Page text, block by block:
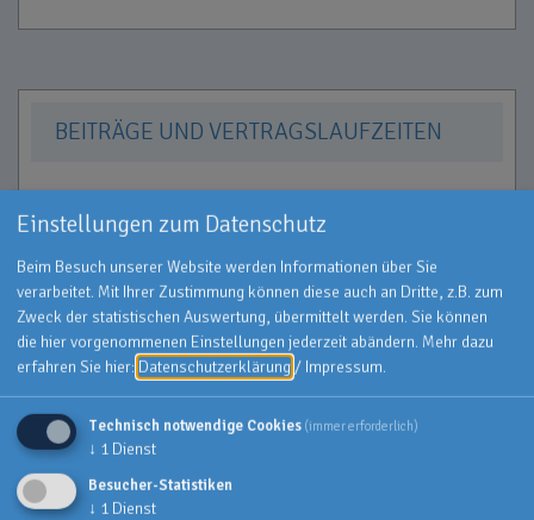
BEITRÄGE UND VERTRAGSLAUFZEITEN
Stabile Beitragsentwicklung
(Altersrückstellung)
Ja, der Tarif bildet Altersrückstellungen.
Beitragsfreistellung möglich
Keine Leistungen.
Mindestvertragslaufzeit
2 Jahre
Einstellungen zum Datenschutz
Beim Besuch unserer Website werden Informationen über Sie
verarbeitet. Mit Ihrer Zustimmung können diese auch an Dritte, z.B. zum
Zweck der statistischen Auswertung, übermittelt werden. Sie können
die hier vorgenommenen Einstellungen jederzeit abändern. Mehr dazu
erfahren Sie hier: Datenschutzerklärung / Impressum.
Technisch notwendige Cookies (immer erforderlich)
↓ 1 Dienst
Besucher-Statistiken
↓ 1 Dienst